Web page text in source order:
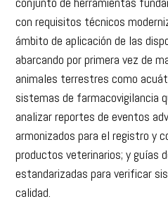
con requisitos técnicos
ámbito de aplicación de las
abarcando por primera vez de
animales terrestres como
sistemas de farmacovigilancia
analizar reportes de eventos
armonizados para el registro y
productos veterinarios; y guías
estandarizadas para verificar
calidad.